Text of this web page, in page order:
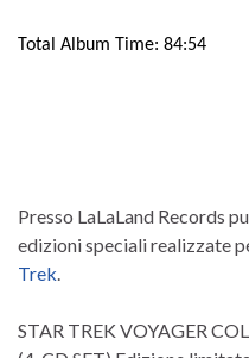
Total Album Time: 84:54
Presso LaLaLand Records
edizioni speciali realizzate
Trek.
STAR TREK VOYAGER